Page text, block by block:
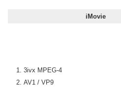
iMovie
3ivx MPEG-4
AV1 / VP9